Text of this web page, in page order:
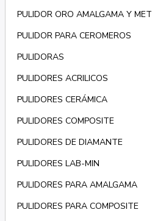
PULIDOR ORO AMALGAMA Y MET
PULIDOR PARA CEROMEROS
PULIDORAS
PULIDORES ACRILICOS
PULIDORES CERÁMICA
PULIDORES COMPOSITE
PULIDORES DE DIAMANTE
PULIDORES LAB-MIN
PULIDORES PARA AMALGAMA
PULIDORES PARA COMPOSITE